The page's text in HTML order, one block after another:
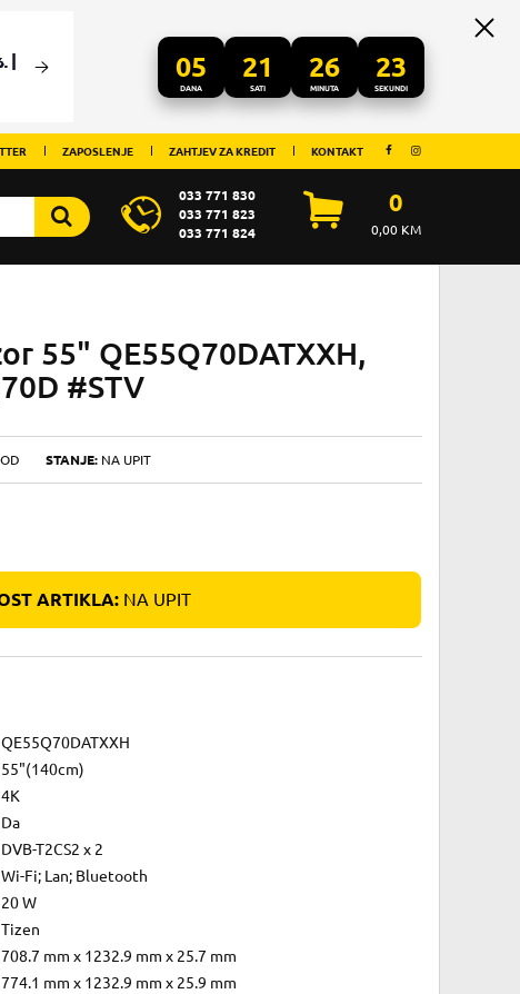
05
DANA
21
SATI
26
MINUTA
21
SEKUNDI
ZAPOSLENJE ZAHTJEV ZA KREDIT KONTAKT
033 771 830
033 771 823
033 771 824
0
0,00KM
55" QE55Q70DATXXH,
#STV
STANJE: NA UPIT
ARTIKLA:NA UPIT
QE55Q70DATXXH
55"(140cm)
4K
Da
DVB-T2CS2 x 2
Wi-Fi; Lan; Bluetooth
20 W
Tizen
708.7 mm x 1232.9 mm x 25.7 mm
774.1 mm x 1232.9 mm x 25.9 mm